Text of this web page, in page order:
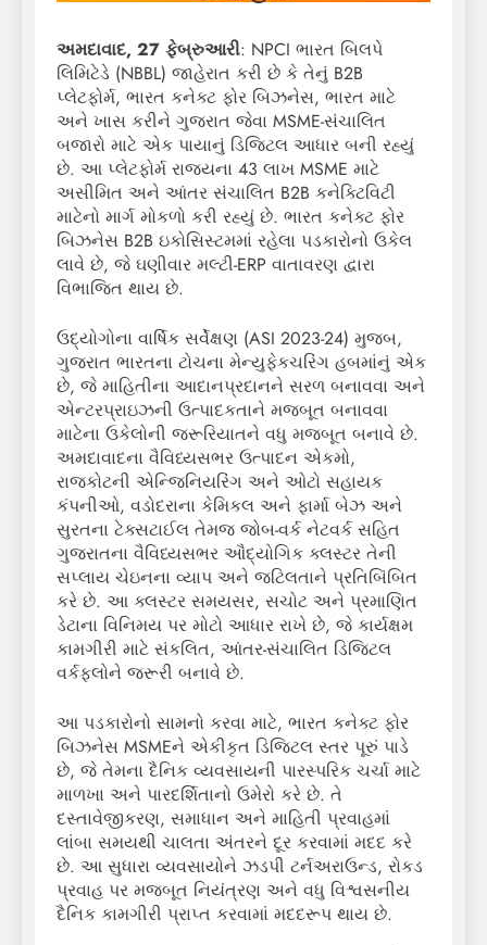
અમદાવાદ, 27 ફેબ્રુઆરી: NPCI ભારત બિલપે
લિમિટેડે (NBBL) જાહેરાત કરી છે કે તેનું B2B
પ્લેટફોર્મ, ભારત કનેક્ટ ફોર બિઝનેસ, ભારત માટે
અને ખાસ કરીને ગુજરાત જેવા MSME-સંચાલિત
બજારો માટે એક પાયાનું ડિજિટલ આધાર બની રહ્યું
છે. આ પ્લેટફોર્મ રાજ્યના 43 લાખ MSME માટે
અસીમિત અને આંતર સંચાલિત B2B કનેક્ટિવિટી
માટેનો માર્ગ મોકળો કરી રહ્યું છે. ભારત કનેક્ટ ફોર
બિઝનેસ B2B ઇકોસિસ્ટમમાં રહેલા પડકારોનો ઉકેલ
લાવે છે, જે ઘણીવાર મલ્ટી-ERP વાતાવરણ દ્વારા
વિભાજિત થાય છે.
ઉદ્યોગોના વાર્ષિક સર્વેક્ષણ (ASI 2023-24) મુજબ,
ગુજરાત ભારતના ટોચના મેન્યુફેકચરિંગ હબમાંનું એક
છે, જે માહિતીના આદાનપ્રદાનને સરળ બનાવવા અને
એન્ટરપ્રાઇઝની ઉત્પાદકતાને મજબૂત બનાવવા
માટેના ઉકેલોની જરૂરિયાતને વધુ મજબૂત બનાવે છે.
અમદાવાદના વૈવિધ્યસભર ઉત્પાદન એકમો,
રાજકોટની એન્જિનિયરિંગ અને ઓટો સહાયક
કંપનીઓ, વડોદરાના કેમિકલ અને ફાર્મા બેઝ અને
સુરતના ટેક્સટાઈલ તેમજ જોબ-વર્ક નેટવર્ક સહિત
ગુજરાતના વૈવિધ્યસભર ઔદ્યોગિક ક્લસ્ટર તેની
સપ્લાય ચેઇનના વ્યાપ અને જટિલતાને પ્રતિબિંબિત
કરે છે. આ ક્લસ્ટર સમયસર, સચોટ અને પ્રમાણિત
ડેટાના વિનિમય પર મોટો આધાર રાખે છે, જે કાર્યક્ષમ
કામગીરી માટે સંકલિત, આંતર-સંચાલિત ડિજિટલ
વર્કફ્લોને જરૂરી બનાવે છે.
આ પડકારોનો સામનો કરવા માટે, ભારત કનેક્ટ ફોર
બિઝનેસ MSMEને એકીકૃત ડિજિટલ સ્તર પૂરું પાડે
છે, જે તેમના દૈનિક વ્યવસાયની પારસ્પરિક ચર્ચા માટે
માળખા અને પારદર્શિતાનો ઉમેરો કરે છે. તે
દસ્તાવેજીકરણ, સમાધાન અને માહિતી પ્રવાહમાં
લાંબા સમયથી ચાલતા અંતરને દૂર કરવામાં મદદ કરે
છે. આ સુધારા વ્યવસાયોને ઝડપી ટર્નઅરાઉન્ડ, રોકડ
પ્રવાહ પર મજબૂત નિયંત્રણ અને વધુ વિશ્વસનીય
દૈનિક કામગીરી પ્રાપ્ત કરવામાં મદદરૂપ થાય છે.